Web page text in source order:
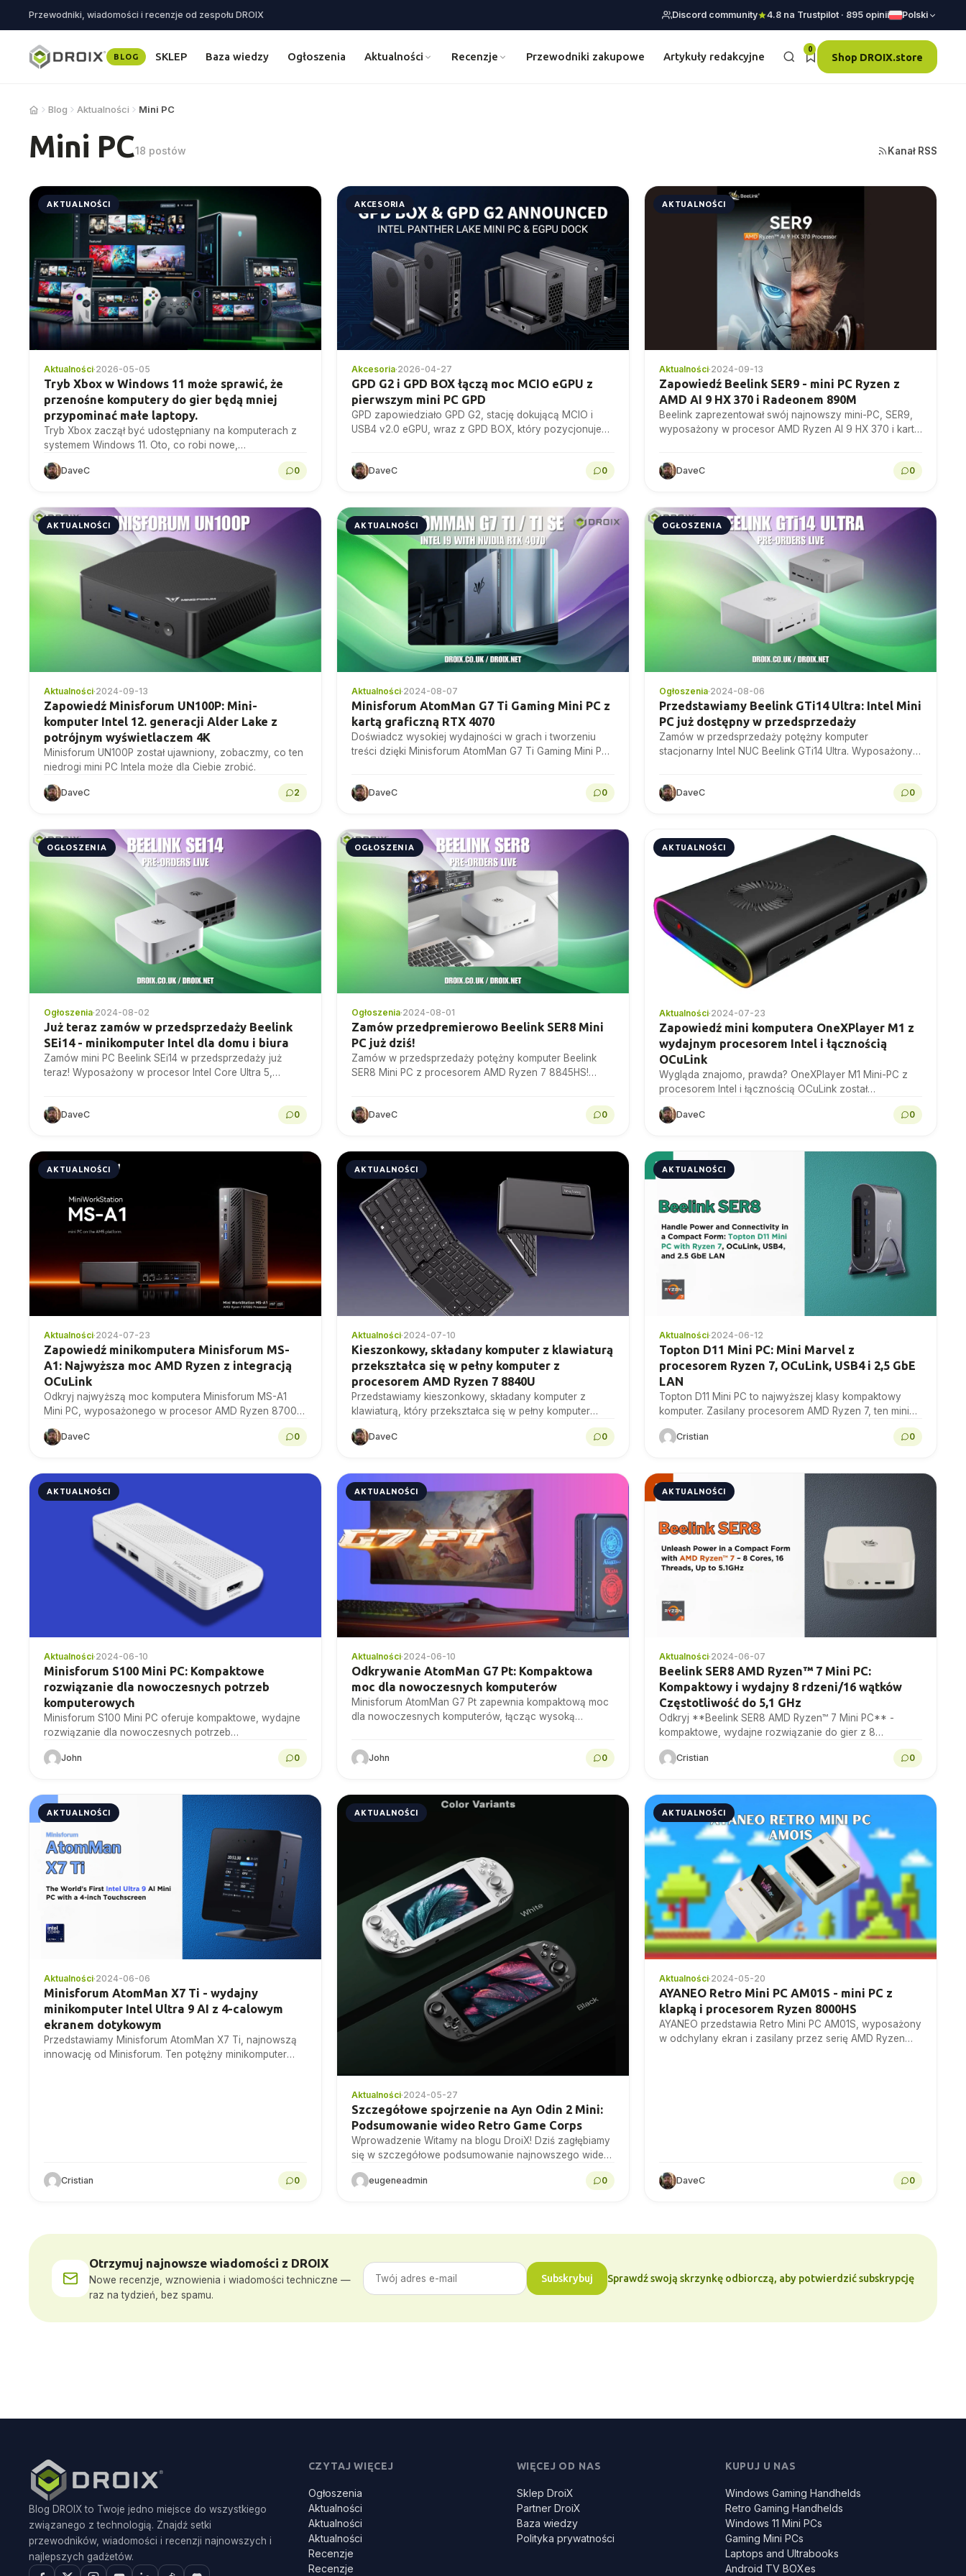
Przewodniki, wiadomości i recenzje od zespołu DROIX Discord community 4.8 na Trustpilot · 895 opinii Polski
BLOG SKLEP Baza wiedzy Ogłoszenia Aktualności Recenzje Przewodniki zakupowe Artykuły redakcyjne
0
Shop DROIX.store
Blog Aktualności Mini PC
Mini PC18 postów Kanał RSS
AKTUALNOŚCI
Aktualności·2026-05-05
Tryb Xbox w Windows 11 może sprawić, że
przenośne komputery do gier będą mniej
przypominać małe laptopy.
Tryb Xbox zaczął być udostępniany na komputerach z
systemem Windows 11. Oto, co robi nowe,
pełnoekranowe doświadczenie kontrolera i dlaczego
może mieć znaczenie na...
DaveC 0
AKCESORIA
Akcesoria·2026-04-27
GPD G2 i GPD BOX łączą moc MCIO eGPU z
pierwszym mini PC GPD
GPD zapowiedziało GPD G2, stację dokującą MCIO i
USB4 v2.0 eGPU, wraz z GPD BOX, który pozycjonuje
DaveC 0
AKTUALNOŚCI
Aktualności·2024-09-13
Zapowiedź Beelink SER9 - mini PC Ryzen z
AMD AI 9 HX 370 i Radeonem 890M
Beelink zaprezentował swój najnowszy mini-PC, SER9,
wyposażony w procesor AMD Ryzen AI 9 HX 370 i kartę
DaveC 0
AKTUALNOŚCI
Aktualności·2024-09-13
Zapowiedź Minisforum UN100P: Mini-
komputer Intel 12. generacji Alder Lake z
potrójnym wyświetlaczem 4K
Minisforum UN100P został ujawniony, zobaczmy, co ten
niedrogi mini PC Intela może dla Ciebie zrobić.
DaveC 2
AKTUALNOŚCI
Aktualności·2024-08-07
Minisforum AtomMan G7 Ti Gaming Mini PC z
kartą graficzną RTX 4070
Doświadcz wysokiej wydajności w grach i tworzeniu
treści dzięki Minisforum AtomMan G7 Ti Gaming Mini PC
DaveC 0
OGŁOSZENIA
Ogłoszenia·2024-08-06
Przedstawiamy Beelink GTi14 Ultra: Intel Mini
PC już dostępny w przedsprzedaży
Zamów w przedsprzedaży potężny komputer
stacjonarny Intel NUC Beelink GTi14 Ultra. Wyposażony
DaveC 0
OGŁOSZENIA
Ogłoszenia·2024-08-02
Już teraz zamów w przedsprzedaży Beelink
SEi14 - minikomputer Intel dla domu i biura
Zamów mini PC Beelink SEi14 w przedsprzedaży już
teraz! Wyposażony w procesor Intel Core Ultra 5,
DaveC 0
OGŁOSZENIA
Ogłoszenia·2024-08-01
Zamów przedpremierowo Beelink SER8 Mini
PC już dziś!
Zamów w przedsprzedaży potężny komputer Beelink
SER8 Mini PC z procesorem AMD Ryzen 7 8845HS!
DaveC 0
AKTUALNOŚCI
Aktualności·2024-07-23
Zapowiedź mini komputera OneXPlayer M1 z
wydajnym procesorem Intel i łącznością
OCuLink
Wygląda znajomo, prawda? OneXPlayer M1 Mini-PC z
procesorem Intel i łącznością OCuLink został
zapowiedziany.
DaveC 0
AKTUALNOŚCI
Aktualności·2024-07-23
Zapowiedź minikomputera Minisforum MS-
A1: Najwyższa moc AMD Ryzen z integracją
OCuLink
Odkryj najwyższą moc komputera Minisforum MS-A1
Mini PC, wyposażonego w procesor AMD Ryzen 8700G,
integrację OCuLink i wysokowydajną grafikę do gier i nie
tylko.DaveC 0
AKTUALNOŚCI
Aktualności·2024-07-10
Kieszonkowy, składany komputer z klawiaturą
przekształca się w pełny komputer z
procesorem AMD Ryzen 7 8840U
Przedstawiamy kieszonkowy, składany komputer z
klawiaturą, który przekształca się w pełny komputer
AMD Ryzen firmy Linglong. Przenośny i wydajny, ten mini
PC zmienia zasady...
DaveC 0
AKTUALNOŚCI
Aktualności·2024-06-12
Topton D11 Mini PC: Mini Marvel z
procesorem Ryzen 7, OCuLink, USB4 i 2,5 GbE
LAN
Topton D11 Mini PC to najwyższej klasy kompaktowy
komputer. Zasilany procesorem AMD Ryzen 7, ten mini
cud oferuje niezrównaną wydajność i wszechstronność
w grach,...
Cristian 0
AKTUALNOŚCI
Aktualności·2024-06-10
Minisforum S100 Mini PC: Kompaktowe
rozwiązanie dla nowoczesnych potrzeb
komputerowych
Minisforum S100 Mini PC oferuje kompaktowe, wydajne
rozwiązanie dla nowoczesnych potrzeb
komputerowych, łącząc potężną wydajność z
eleganckim wyglądem, idealnym zarówno do użytku
John 0
AKTUALNOŚCI
Aktualności·2024-06-10
Odkrywanie AtomMan G7 Pt: Kompaktowa
moc dla nowoczesnych komputerów
Minisforum AtomMan G7 Pt zapewnia kompaktową moc
dla nowoczesnych komputerów, łącząc wysoką
John 0
AKTUALNOŚCI
Aktualności·2024-06-07
Beelink SER8 AMD Ryzen™ 7 Mini PC:
Kompaktowy i wydajny 8 rdzeni/16 wątków
Częstotliwość do 5,1 GHz
Odkryj **Beelink SER8 AMD Ryzen™ 7 Mini PC** -
kompaktowe, wydajne rozwiązanie do gier z 8
rdzeniami/16 wątkami i częstotliwością do 5,1 GHz.
Idealny...
Cristian 0
AKTUALNOŚCI
Aktualności·2024-06-06
Minisforum AtomMan X7 Ti - wydajny
minikomputer Intel Ultra 9 AI z 4-calowym
ekranem dotykowym
Przedstawiamy Minisforum AtomMan X7 Ti, najnowszą
innowację od Minisforum. Ten potężny minikomputer
Cristian 0
AKTUALNOŚCI
Aktualności·2024-05-27
Szczegółowe spojrzenie na Ayn Odin 2 Mini:
Podsumowanie wideo Retro Game Corps
Wprowadzenie Witamy na blogu DroiX! Dziś zagłębiamy
się w szczegółowe podsumowanie najnowszego wideo
przemyśleniami na...
eugeneadmin 0
AKTUALNOŚCI
Aktualności·2024-05-20
AYANEO Retro Mini PC AM01S - mini PC z
klapką i procesorem Ryzen 8000HS
AYANEO przedstawia Retro Mini PC AM01S, wyposażony
w odchylany ekran i zasilany przez serię AMD Ryzen
DaveC 0
Otrzymuj najnowsze wiadomości z DROIX
Nowe recenzje, wznowienia i wiadomości techniczne —
raz na tydzień, bez spamu.
Subskrybuj Sprawdź swoją skrzynkę odbiorczą, aby potwierdzić subskrypcję
Blog DROIX to Twoje jedno miejsce do wszystkiego
związanego z technologią. Znajdź setki
przewodników, wiadomości i recenzji najnowszych i
najlepszych gadżetów.
CZYTAJ WIĘCEJ
Ogłoszenia
Aktualności
Aktualności
Aktualności
Recenzje
Recenzje
WIĘCEJ OD NAS
Sklep DroiX
Partner DroiX
Baza wiedzy
Polityka prywatności
KUPUJ U NAS
Windows Gaming Handhelds
Retro Gaming Handhelds
Windows 11 Mini PCs
Gaming Mini PCs
Laptops and Ultrabooks
Android TV BOXes